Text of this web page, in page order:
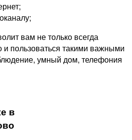
вам не только всегда
и пользоваться такими важными
умный дом, телефония
в